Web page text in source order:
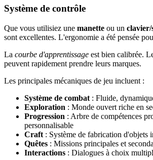
Système de contrôle
Que vous utilisiez une manette ou un clavier/
sont excellentes. L'ergonomie a été pensée
La courbe d'apprentissage est bien calibrée.
peuvent rapidement prendre leurs marques.
Les principales mécaniques de jeu incluent :
Système de combat : Fluide,
Exploration : Monde ouvert riche en
Progression : Arbre de compétences
personnalisable
Craft : Système de fabrication d'objets
Quêtes : Missions principales et
Interactions : Dialogues à choix